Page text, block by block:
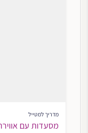
מדריך למטייל
מסעדות עם